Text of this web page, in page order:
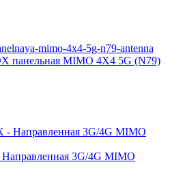
панельная MIMO 4X4 5G (N79)
3G/4G MIMO